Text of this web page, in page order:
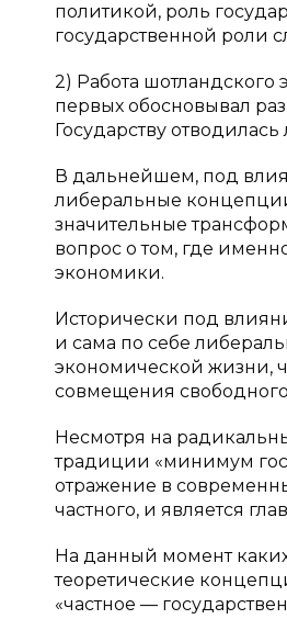
политикой, роль
государственной роли
2) Работа
первых обосновывал
Государству
В дальнейшем, под
либеральные
значительные
вопрос о том, где
экономики.
Исторически под
и сама по себе
экономической жизни,
совмещения
Несмотря на
традиции «минимум
отражение в
частного, и является
На данный момент
теоретические
«частное —